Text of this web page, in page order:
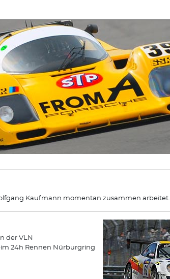
Kaufmann momentan zusammen arbeitet.
der VLN
24h Rennen Nürburgring